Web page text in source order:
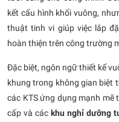
kết cấu hình khối vuông,
thuật tinh vi giúp việc lắp
hoàn thiện trên công trường
Đặc biệt, ngôn ngữ thiết kế
khung trong không gian biệt
các KTS ứng dụng mạnh mẽ
cấp và các khu nghỉ dưỡng